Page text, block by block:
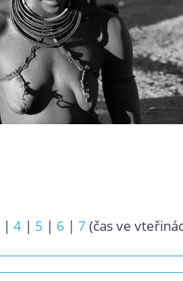
| 4 | 5 | 6 | 7 (čas ve